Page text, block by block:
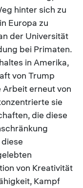
hinter sich zu
Europa zu
der Universität
bei Primaten.
in Amerika,
von Trump
Arbeit erneut von
sie
die diese
von Kreativität
Kampf